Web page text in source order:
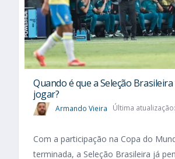
Quando é que a Seleção
jogar?
Armando Vieira Última
Com a participação na Copa do
terminada, a Seleção Brasileira já